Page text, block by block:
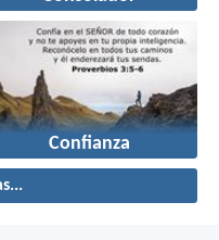
Confianza